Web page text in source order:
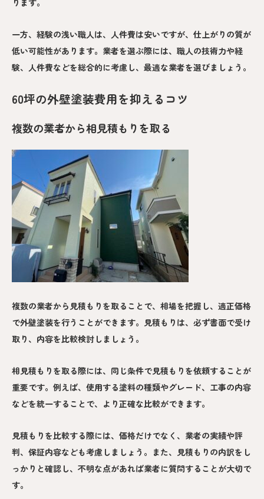
一方、経験の浅い職人は、人件費は安いですが、仕上がりの質が
低い可能性があります。業者を選ぶ際には、職人の技術力や経
験、人件費などを総合的に考慮し、最適な業者を選びましょう。
60坪の外壁塗装費用を抑えるコツ
複数の業者から相見積もりを取る
複数の業者から見積もりを取ることで、相場を把握し、適正価格
で外壁塗装を行うことができます。見積もりは、必ず書面で受け
取り、内容を比較検討しましょう。
相見積もりを取る際には、同じ条件で見積もりを依頼することが
重要です。例えば、使用する塗料の種類やグレード、工事の内容
などを統一することで、より正確な比較ができます。
見積もりを比較する際には、価格だけでなく、業者の実績や評
判、保証内容なども考慮しましょう。また、見積もりの内訳をし
っかりと確認し、不明な点があれば業者に質問することが大切で
す。